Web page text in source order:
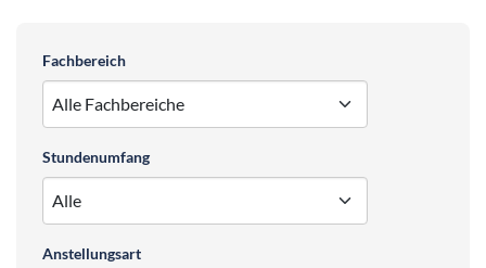
Fachbereich
Stundenumfang
Anstellungsart